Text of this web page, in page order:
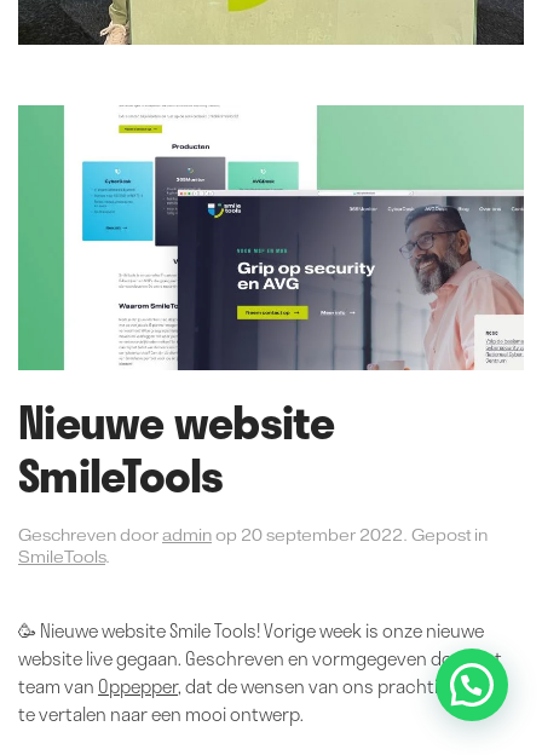
Nieuwe website
SmileTools
Geschreven dooradminop 20 september 2022. Gepost in
SmileTools.
🥳 Nieuwe website Smile Tools! Vorige week is onze nieuwe
website live gegaan. Geschreven en vormgegeven door het
team van Oppepper, dat de wensen van ons prachtig wisten
te vertalen naar een mooi ontwerp.